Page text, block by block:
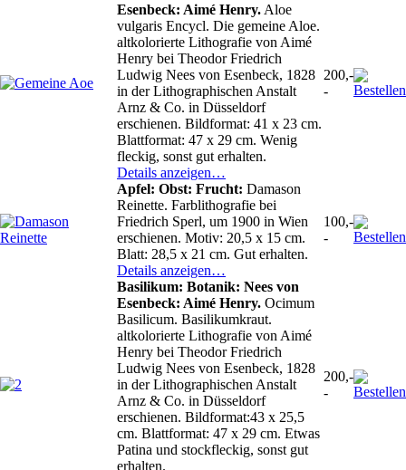
Esenbeck: Aimé Henry. Aloe
vulgaris Encycl. Die gemeine Aloe.
altkolorierte Lithografie von Aimé
Henry bei Theodor Friedrich
Ludwig Nees von Esenbeck, 1828
in der Lithographischen Anstalt
Arnz & Co. in Düsseldorf
erschienen. Bildformat: 41 x 23 cm.
Blattformat: 47 x 29 cm. Wenig
fleckig, sonst gut erhalten.
Details anzeigen…
200,-
-
Apfel: Obst: Frucht: Damason
Reinette. Farblithografie bei
Friedrich Sperl, um 1900 in Wien
erschienen. Motiv: 20,5 x 15 cm.
Blatt: 28,5 x 21 cm. Gut erhalten.
Details anzeigen…
100,-
-
Basilikum: Botanik: Nees von
Esenbeck: Aimé Henry. Ocimum
Basilicum. Basilikumkraut.
altkolorierte Lithografie von Aimé
Henry bei Theodor Friedrich
Ludwig Nees von Esenbeck, 1828
in der Lithographischen Anstalt
Arnz & Co. in Düsseldorf
erschienen. Bildformat:43 x 25,5
cm. Blattformat: 47 x 29 cm. Etwas
Patina und stockfleckig, sonst gut
erhalten.
200,-
-